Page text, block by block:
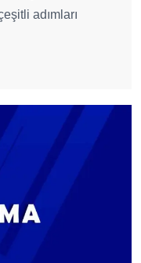
adımları